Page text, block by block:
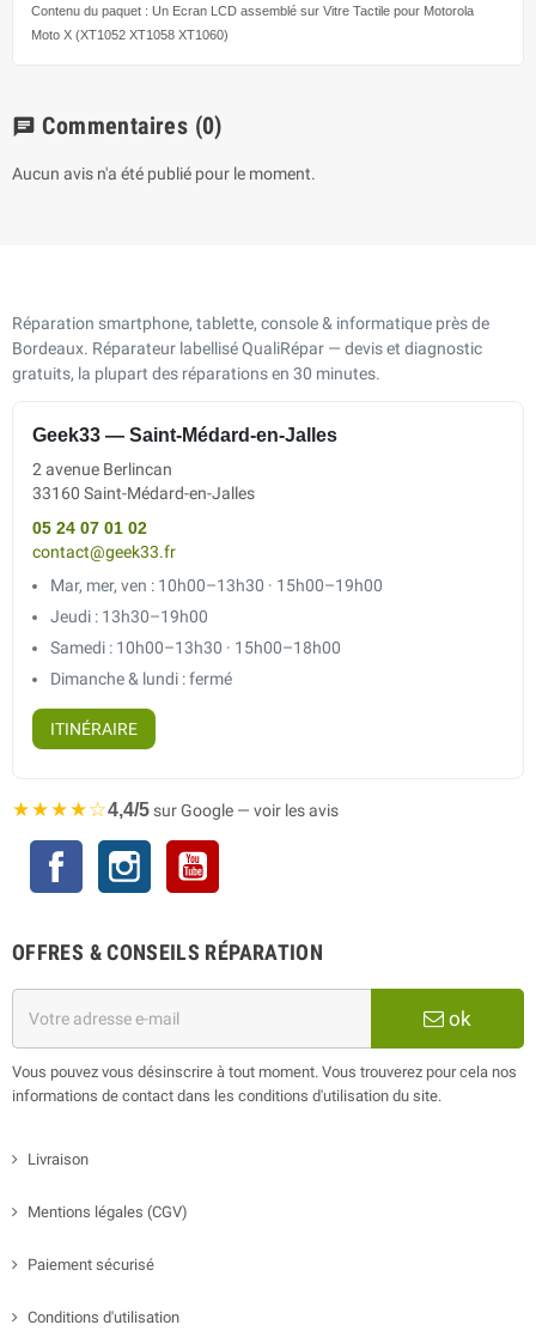
Contenu du paquet : Un Ecran LCD assemblé sur Vitre Tactile pour Motorola
Moto X (XT1052 XT1058 XT1060)
chat Commentaires (0)
Aucun avis n'a été publié pour le moment.
Réparation smartphone, tablette, console & informatique près de
Bordeaux. Réparateur labellisé QualiRépar — devis et diagnostic
gratuits, la plupart des réparations en 30 minutes.
Geek33 — Saint-Médard-en-Jalles
2 avenue Berlincan
33160 Saint-Médard-en-Jalles
05 24 07 01 02
contact@geek33.fr
Mar, mer, ven : 10h00–13h30 · 15h00–19h00
Jeudi : 13h30–19h00
Samedi : 10h00–13h30 · 15h00–18h00
Dimanche & lundi : fermé
ITINÉRAIRE
★★★★☆4,4/5sur Google — voir les avis
Facebook Instagram
OFFRES & CONSEILS RÉPARATION
ok
Vous pouvez vous désinscrire à tout moment. Vous trouverez pour cela nos
informations de contact dans les conditions d'utilisation du site.
Livraison
Mentions légales (CGV)
Paiement sécurisé
Conditions d'utilisation